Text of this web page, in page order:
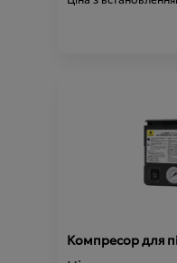
Компресор для